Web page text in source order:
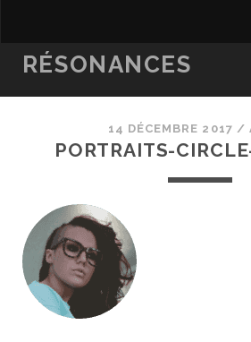
RÉSONANCES
14 DÉCEMBRE 2017 /
PORTRAITS-